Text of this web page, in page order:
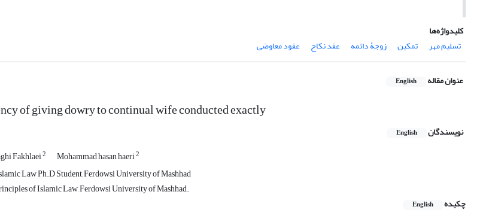
کلیدواژه‌ها
تسلیم مهر
تمکین زوجۀ دائمه عقد نکاح عقود معاوضی
عنوان مقاله English
of giving dowry to continual wife conducted exactly
نویسندگان English
Fakhlaei2 Mohammad hasan haeri2
Law Ph.D Student, Ferdowsi University of Mashhad
of Islamic Law, Ferdowsi University of Mashhad.
چکیده
English